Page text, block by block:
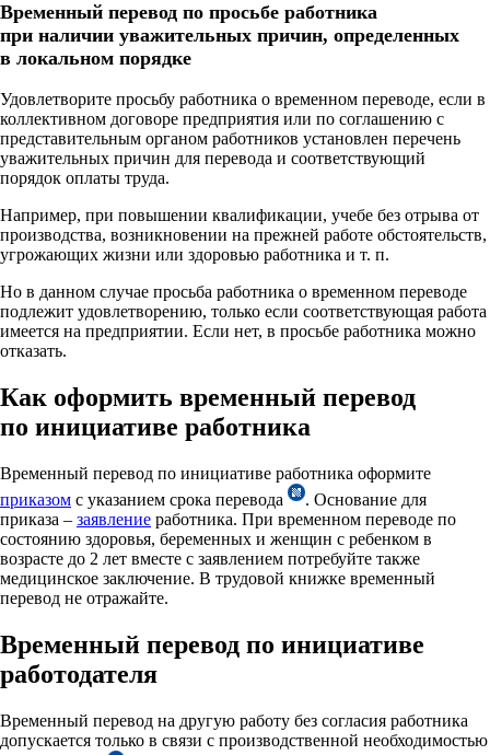
Временный перевод по просьбе работника
при наличии уважительных причин, определенных
в локальном порядке
Удовлетворите просьбу работника о временном переводе, если в
коллективном договоре предприятия или по соглашению с
представительным органом работников установлен перечень
уважительных причин для перевода и соответствующий
порядок оплаты труда.
Например, при повышении квалификации, учебе без отрыва от
производства, возникновении на прежней работе обстоятельств,
угрожающих жизни или здоровью работника и т. п.
Но в данном случае просьба работника о временном переводе
подлежит удовлетворению, только если соответствующая работа
имеется на предприятии. Если нет, в просьбе работника можно
отказать.
Как оформить временный перевод
по инициативе работника
Временный перевод по инициативе работника оформите
приказом с указанием срока перевода
. Основание для
приказа – заявление работника. При временном переводе по
состоянию здоровья, беременных и женщин с ребенком в
возрасте до 2 лет вместе с заявлением потребуйте также
медицинское заключение. В трудовой книжке временный
перевод не отражайте.
Временный перевод по инициативе
работодателя
Временный перевод на другую работу без согласия работника
допускается только в связи с производственной необходимостью